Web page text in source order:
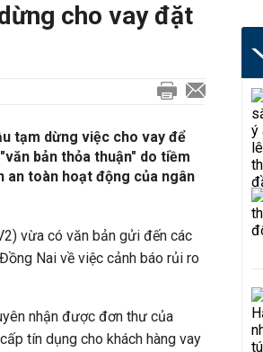
cho vay đặt
tạm dừng việc cho vay để
bản thỏa thuận" do tiềm
an toàn hoạt động của ngân
vừa có văn bản gửi đến các
Nai về việc cảnh báo rủi ro
nhận được đơn thư của
tín dụng cho khách hàng vay